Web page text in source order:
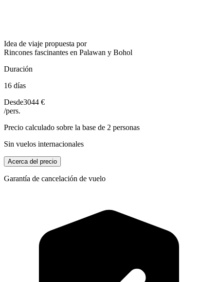
Idea de viaje propuesta por
Rincones fascinantes en Palawan y Bohol
Duración
16 días
Desde3044 €
/pers.
Precio calculado sobre la base de 2 personas
Sin vuelos internacionales
Acerca del precio
Garantía de cancelación de vuelo